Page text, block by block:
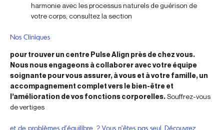
harmonie avec les processus naturels de guérison de
votre corps, consultez la section
Nos Cliniques
pour trouver un centre Pulse Align près de chez vous.
Nous nous engageons à collaborer avec votre équipe
soignante pour vous assurer, à vous et à votre famille, un
accompagnement complet vers le bien-être et
l’amélioration de vos fonctions corporelles.Souffrez-vous
de vertiges
et de problèmes d’équilibre ? Vous n’êtes pas seul. Découvrez